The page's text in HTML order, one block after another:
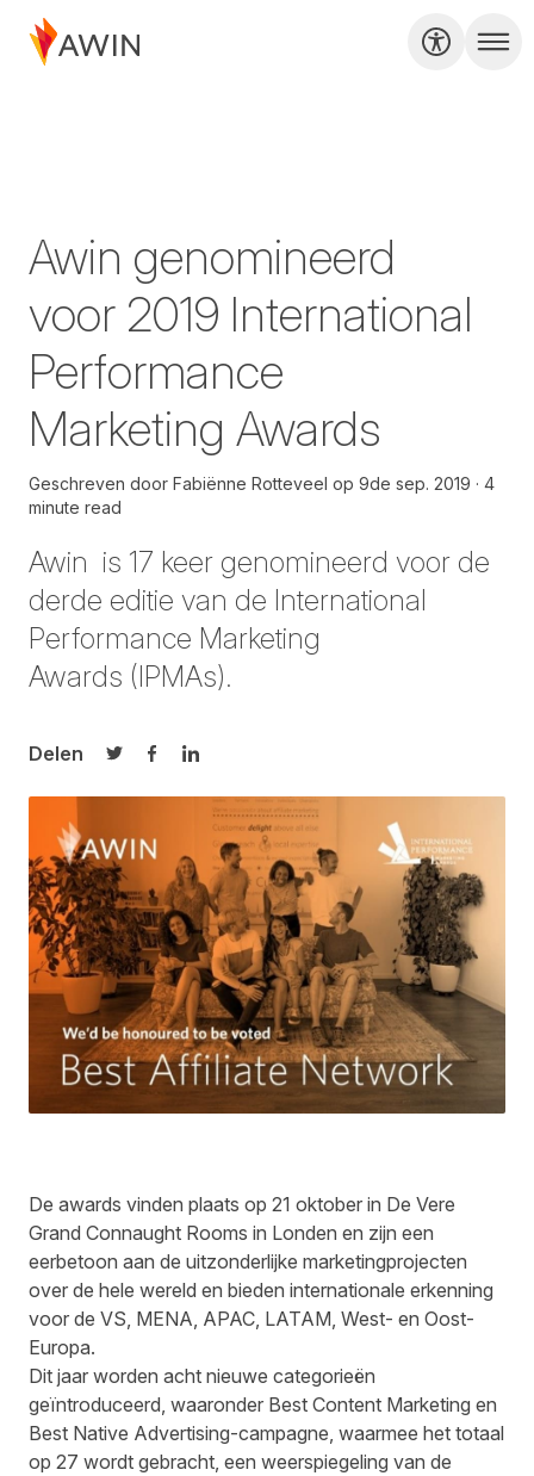
Awin genomineerd
voor 2019 International
Performance
Marketing Awards
Geschreven door Fabiënne Rotteveel op 9de sep. 2019
4
minute read
Awin is 17 keer genomineerd voor de
derde editie van de International
Performance Marketing
Awards (IPMAs).
Delen
Delen op Twitter
Delen op Facebook
Delen op LinkedIn
De awards vinden plaats op 21 oktober in De Vere
Grand Connaught Rooms in Londen en zijn een
eerbetoon aan de uitzonderlijke marketingprojecten
over de hele wereld en bieden internationale erkenning
voor de VS, MENA, APAC, LATAM, West- en Oost-
Europa.
Dit jaar worden acht nieuwe categorieën
geïntroduceerd, waaronder Best Content Marketing en
Best Native Advertising-campagne, waarmee het totaal
op 27 wordt gebracht, een weerspiegeling van de